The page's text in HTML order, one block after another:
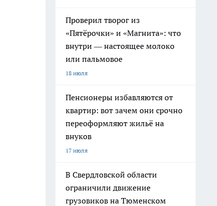
Проверил творог из
«Пятёрочки» и «Магнита»: что
внутри — настоящее молоко
или пальмовое
18 июля
Пенсионеры избавляются от
квартир: вот зачем они срочно
переоформляют жильё на
внуков
17 июля
В Свердловской области
ограничили движение
грузовиков на Тюменском